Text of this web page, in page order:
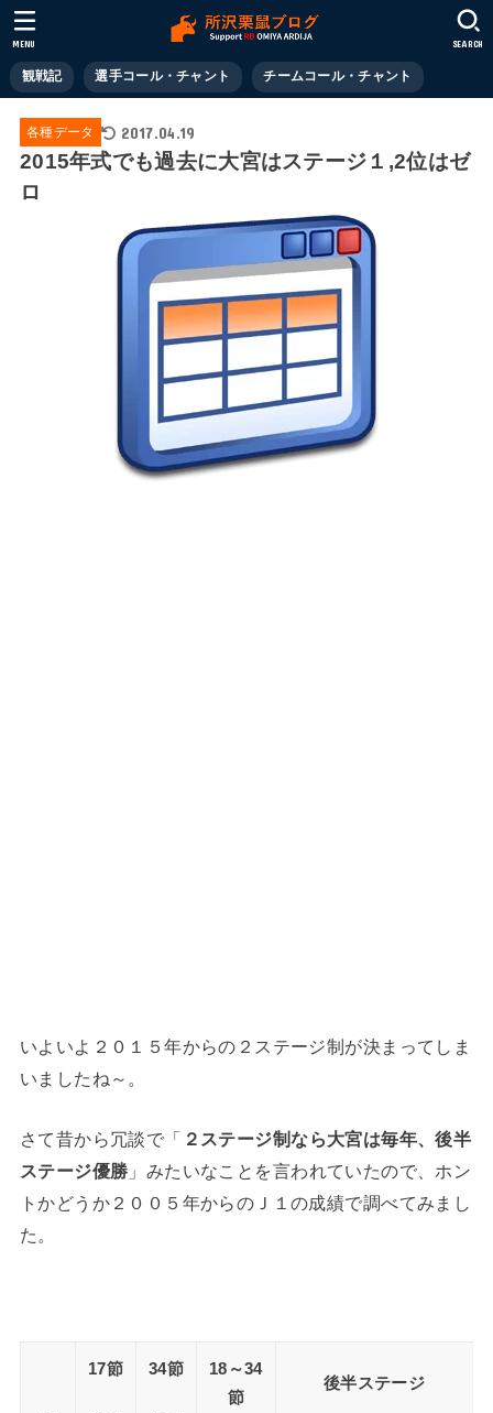
観戦記 選手コール・チャント チームコール・チャント
SEARCH
MENU
各種データ 2017.04.19
2015年式でも過去に大宮はステージ１,2位はゼ
ロ
いよいよ２０１５年からの２ステージ制が決まってしま
いましたね～。
さて昔から冗談で「 ２ステージ制なら大宮は毎年、後半
ステージ優勝 」みたいなことを言われていたので、ホン
トかどうか２００５年からのＪ１の成績で調べてみまし
た。
17節 34節
18～34
節
後半ステージ